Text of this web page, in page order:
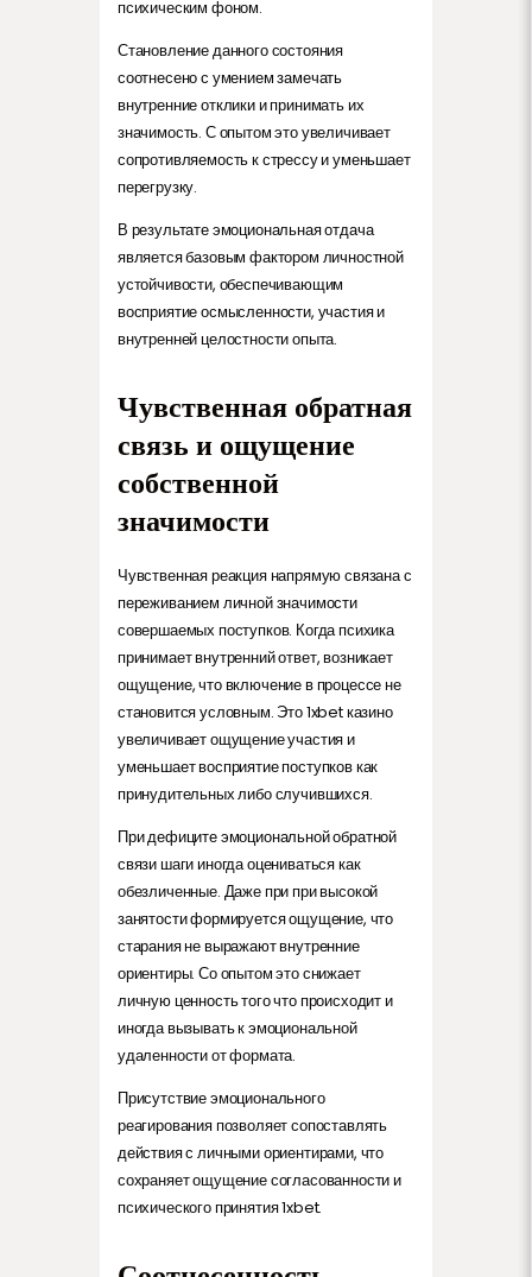
психическим фоном.
Становление данного состояния
соотнесено с умением замечать
внутренние отклики и принимать их
значимость. С опытом это увеличивает
сопротивляемость к стрессу и уменьшает
перегрузку.
В результате эмоциональная отдача
является базовым фактором личностной
устойчивости, обеспечивающим
восприятие осмысленности, участия и
внутренней целостности опыта.
Чувственная обратная
связь и ощущение
собственной
значимости
Чувственная реакция напрямую связана с
переживанием личной значимости
совершаемых поступков. Когда психика
принимает внутренний ответ, возникает
ощущение, что включение в процессе не
становится условным. Это 1xbet казино
увеличивает ощущение участия и
уменьшает восприятие поступков как
принудительных либо случившихся.
При дефиците эмоциональной обратной
связи шаги иногда оцениваться как
обезличенные. Даже при при высокой
занятости формируется ощущение, что
старания не выражают внутренние
ориентиры. Со опытом это снижает
личную ценность того что происходит и
иногда вызывать к эмоциональной
удаленности от формата.
Присутствие эмоционального
реагирования позволяет сопоставлять
действия с личными ориентирами, что
сохраняет ощущение согласованности и
психического принятия 1xbet.